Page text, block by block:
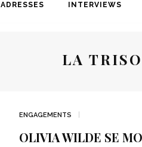
ADRESSES INTERVIEWS
LA
ENGAGEMENTS
OLIVIA WILDE SE